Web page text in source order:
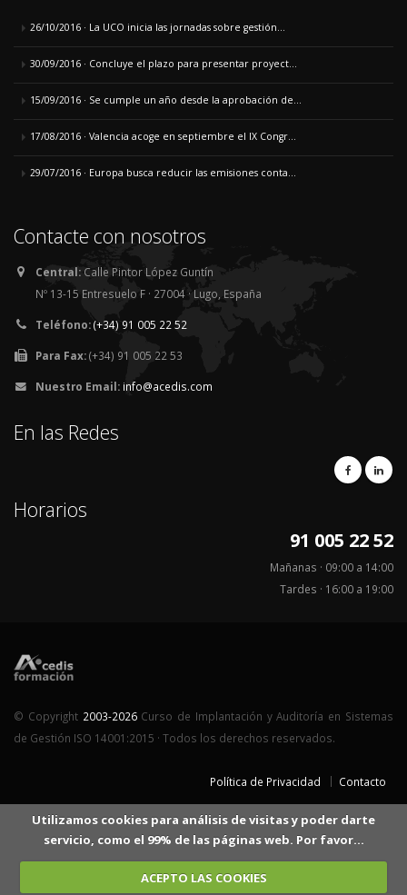
26/10/2016 · La UCO inicia las jornadas sobre gestión...
30/09/2016 · Concluye el plazo para presentar proyect...
15/09/2016 · Se cumple un año desde la aprobación de...
17/08/2016 · Valencia acoge en septiembre el IX Congr...
29/07/2016 · Europa busca reducir las emisiones conta...
Contacte con nosotros
Central: Calle Pintor López Guntín
Nº 13-15 Entresuelo F · 27004 · Lugo, España
Teléfono:(+34) 91 005 22 52
Para Fax:(+34) 91 005 22 53
Nuestro Email: info@acedis.com
En las Redes
Horarios
91 005 22 52
Mañanas · 09:00 a 14:00
Tardes · 16:00 a 19:00
© Copyright 2003-2026Curso de Implantación y Auditoría en Sistemas
de Gestión ISO 14001:2015 · Todos los derechos reservados.
Política de Privacidad Contacto
Utilizamos cookies para análisis de visitas y poder darte
servicio, como el 99% de las páginas web. Por favor...
ACEPTO LAS COOKIES